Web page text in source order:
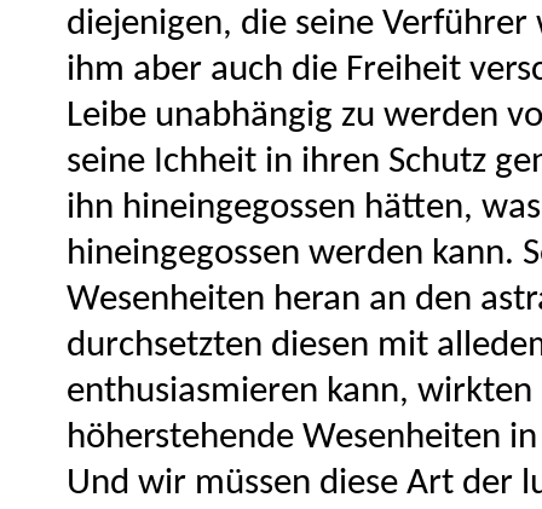
diejenigen, die seine
ihm aber auch die Freiheit
Leibe unabhängig zu werden
seine Ichheit in ihren Schutz
ihn hineingegossen hätten,
hineingegossen werden kann.
Wesenheiten heran an den
durchsetzten diesen mit
enthusiasmieren kann, wirkten
höherstehende Wesenheiten
Und wir müssen diese Art der